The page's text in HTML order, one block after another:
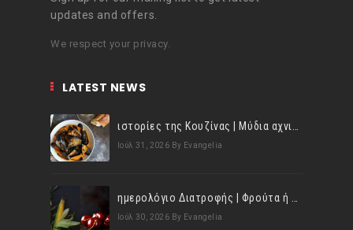
updates and offers.
We respect your privacy.
LATEST NEWS
Ιούλ 31, 2026 By Evangelia
Ιούλ 30, 2026 By Evangelia